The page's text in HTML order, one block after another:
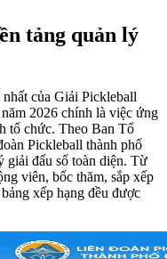
tảng quản lý
của Giải Pickleball
2026 chính là việc ứng
tổ chức. Theo Ban Tổ
Pickleball thành phố
giải đấu số toàn diện. Từ
viên, bốc thăm, sắp xếp
xếp hạng đều được